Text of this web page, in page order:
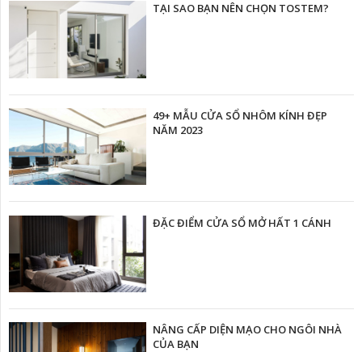
TẠI SAO BẠN NÊN CHỌN TOSTEM?
49+ MẪU CỬA SỔ NHÔM KÍNH ĐẸP
NĂM 2023
ĐẶC ĐIỂM CỬA SỔ MỞ HẤT 1 CÁNH
NÂNG CẤP DIỆN MẠO CHO NGÔI NHÀ
CỦA BẠN